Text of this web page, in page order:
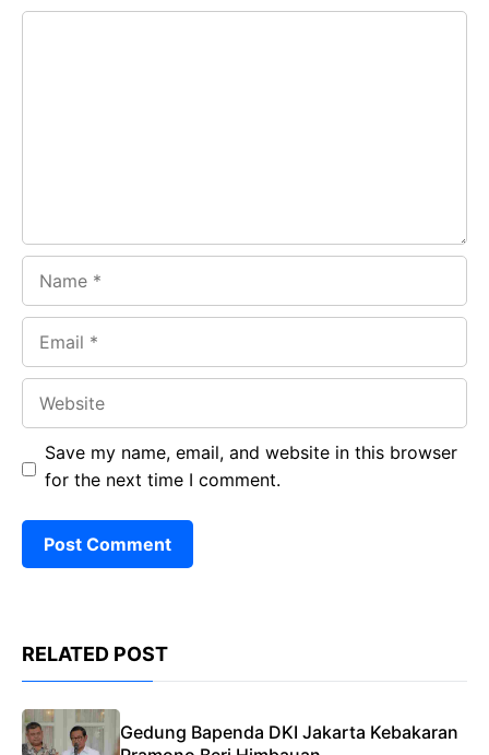
Save my name, email, and website in this browser
for the next time I comment.
RELATED POST
Gedung Bapenda DKI Jakarta Kebakaran